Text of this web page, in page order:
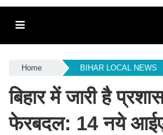
Home BIHAR LOCAL NEWS
बिहार में जारी है
फेरबदल: 14 नये